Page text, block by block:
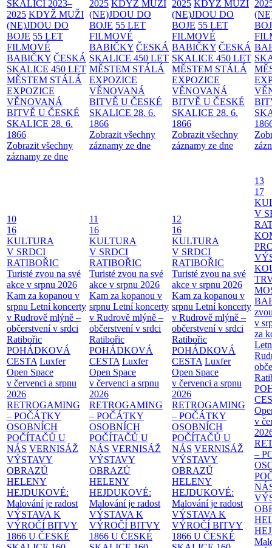
SKALICI 2023–
2025 KDYŽ MUŽI
(NE)JDOU DO
BOJE 55 LET
FILMOVÉ
BABIČKY ČESKÁ
SKALICE 450 LET
MĚSTEM STÁLÁ
EXPOZICE
VĚNOVANÁ
BITVĚ U ČESKÉ
SKALICE 28. 6.
1866
Zobrazit všechny
záznamy ze dne
2025 KDYŽ MUŽI
(NE)JDOU DO
BOJE 55 LET
FILMOVÉ
BABIČKY ČESKÁ
SKALICE 450 LET
MĚSTEM STÁLÁ
EXPOZICE
VĚNOVANÁ
BITVĚ U ČESKÉ
SKALICE 28. 6.
1866
Zobrazit všechny
záznamy ze dne
2025 KDYŽ MUŽI
(NE)JDOU DO
BOJE 55 LET
FILMOVÉ
BABIČKY ČESKÁ
SKALICE 450 LET
MĚSTEM STÁLÁ
EXPOZICE
VĚNOVANÁ
BITVĚ U ČESKÉ
SKALICE 28. 6.
1866
Zobrazit všechny
záznamy ze dne
10
16
KULTURA
V SRDCI
RATIBOŘIC
Turisté zvou na své
akce v srpnu 2026
Kam za kopanou v
srpnu Letní koncerty
v Rudrově mlýně –
občerstvení v srdci
Ratibořic
POHÁDKOVÁ
CESTA Luxfer
Open Space
v červenci a srpnu
2026
RETROGAMING
– POČÁTKY
OSOBNÍCH
POČÍTAČŮ U
NÁS VERNISÁŽ
VÝSTAVY
OBRAZŮ
HELENY
HEJDUKOVÉ:
Malování je radost
VÝSTAVA K
VÝROČÍ BITVY
1866 U ČESKÉ
11
16
KULTURA
V SRDCI
RATIBOŘIC
Turisté zvou na své
akce v srpnu 2026
Kam za kopanou v
srpnu Letní koncerty
v Rudrově mlýně –
občerstvení v srdci
Ratibořic
POHÁDKOVÁ
CESTA Luxfer
Open Space
v červenci a srpnu
2026
RETROGAMING
– POČÁTKY
OSOBNÍCH
POČÍTAČŮ U
NÁS VERNISÁŽ
VÝSTAVY
OBRAZŮ
HELENY
HEJDUKOVÉ:
Malování je radost
VÝSTAVA K
VÝROČÍ BITVY
1866 U ČESKÉ
12
16
KULTURA
V SRDCI
RATIBOŘIC
Turisté zvou na své
akce v srpnu 2026
Kam za kopanou v
srpnu Letní koncerty
v Rudrově mlýně –
občerstvení v srdci
Ratibořic
POHÁDKOVÁ
CESTA Luxfer
Open Space
v červenci a srpnu
2026
RETROGAMING
– POČÁTKY
OSOBNÍCH
POČÍTAČŮ U
NÁS VERNISÁŽ
VÝSTAVY
OBRAZŮ
HELENY
HEJDUKOVÉ:
Malování je radost
VÝSTAVA K
VÝROČÍ BITVY
1866 U ČESKÉ
13
17
V
v
za
v
–